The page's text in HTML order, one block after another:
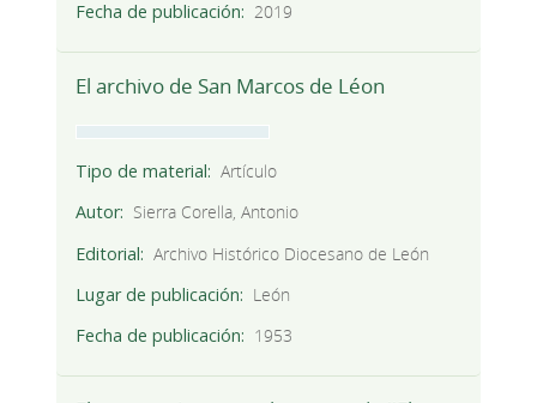
Fecha de publicación 2019
El archivo de San Marcos de Léon
Tipo de material
Artículo
Autor
Sierra Corella, Antonio
Editorial
Archivo Histórico Diocesano de León
Lugar de publicación
León
Fecha de publicación
1953